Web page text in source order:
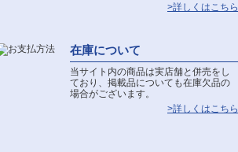
>詳しくはこちら
在庫について
当サイト内の商品は実店舗と併売をし
ており、掲載品についても在庫欠品の
場合がございます。
>詳しくはこちら